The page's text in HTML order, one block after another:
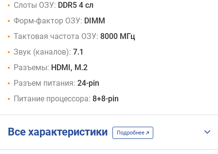
Слоты ОЗУ: DDR5 4 сл
Форм-фактор ОЗУ: DIMM
Тактовая частота ОЗУ: 8000 МГц
Звук (каналов): 7.1
Разъемы: HDMI, M.2
Разъем питания: 24-pin
Питание процессора: 8+8-pin
Все характеристики Подробнее